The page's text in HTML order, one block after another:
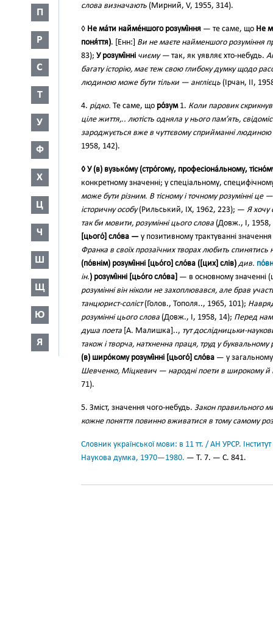
П
Р
С
Т
У
Ф
Х
Ц
Ч
Ш
Щ
Ю
Я
слова визначають (Мирний, V, 1955, 314).
◊ Не ма́ти найме́ншого розумі́ння — те саме, що Не
поня́ття). [Енн:] Ви не маєте найменшого розуміння
83); У розумі́нні чиєму — так, як уявляє хто-небудь.
багату історію, має теж свою глибоку думку щодо
людиною може бути тільки — англієць (Ірчан, II,
4. рідко. Те саме, що ро́зум1. Коли паровик
ціле життя,.. лютість одняла у нього пам’ять,
зароджується вже в чуттєвому сприйманні людиною
1958, 142).
◊ У (в) вузько́му (стро́гому, професіона́льному,
конкретному значенні; у спеціальному,
може бути різним. В тісному і точному розумінні це
історичну особу(Рильський, IX, 1962, 223); — Я хочу
так би мовити, розумінні цього слова (Довж., І,
[цього́] сло́ва — у позитивному трактуванні
Франка в своїх прозаїчних творах любить спинятись
(по́внім) розумі́нні [цьо́го] сло́ва ([цих] слів) див.
ін.) розумі́нні [цьо́го сло́ва] — в основному значенні
розумінні він ніколи не захоплювався, але брав
танцюрист-соліст(Голов., Тополя.., 1965, 101);
розумінні цього слова (Довж., І, 1958, 14); Перед
душа поета [А. Малишка].., тут дослідницьки-
також і творча, натхненна праця, труд у буквальному
(в) широ́кому розумі́нні [цього́] сло́ва — у загальному
Шевченко, Міцкевич — народні поети в широкому й
71).
5. Зміст, значення чого-небудь. Закон правильного
кожне поняття повинно вживатися в тому самому
Словник української мови: в 11 тт. / АН УРСР.
Наукова думка, 1970—1980. — Т. 7. — С. 841.